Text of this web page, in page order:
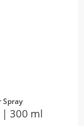
300 ml